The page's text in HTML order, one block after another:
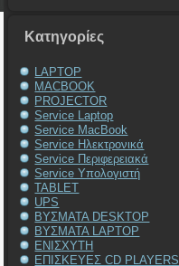
Kατηγορίες
LAPTOP
MACBOOK
PROJECTOR
Service Laptop
Service MacBook
Service Ηλεκτρονικά
Service Περιφερειακά
Service Υπολογιστή
TABLET
UPS
ΒΥΣΜΑΤΑ DESKTOP
ΒΥΣΜΑΤΑ LAPTOP
ΕΝΙΣΧΥΤΗ
ΕΠΙΣΚΕΥΕΣ CD PLAYERS